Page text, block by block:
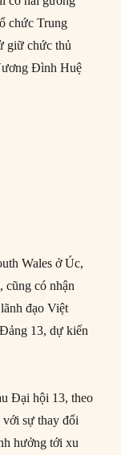
chức Trung
giữ chức thủ
Đình Huệ
Wales ở Úc,
cũng có nhận
đạo Việt
13, dự kiến
Đại hội 13, theo
sự thay đổi
hưởng tới xu